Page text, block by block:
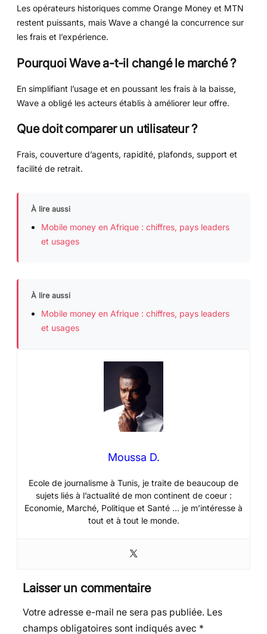
Les opérateurs historiques comme Orange Money et MTN
restent puissants, mais Wave a changé la concurrence sur
les frais et l’expérience.
Pourquoi Wave a-t-il changé le marché ?
En simplifiant l’usage et en poussant les frais à la baisse,
Wave a obligé les acteurs établis à améliorer leur offre.
Que doit comparer un utilisateur ?
Frais, couverture d’agents, rapidité, plafonds, support et
facilité de retrait.
À lire aussi
Mobile money en Afrique : chiffres, pays leaders
et usages
À lire aussi
Mobile money en Afrique : chiffres, pays leaders
et usages
Moussa D.
Ecole de journalisme à Tunis, je traite de beaucoup de
sujets liés à l’actualité de mon continent de coeur :
Economie, Marché, Politique et Santé … je m’intéresse à
tout et à tout le monde.
Laisser un commentaire
Votre adresse e-mail ne sera pas publiée. Les
champs obligatoires sont indiqués avec *